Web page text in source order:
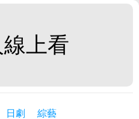
上看
日劇 綜藝